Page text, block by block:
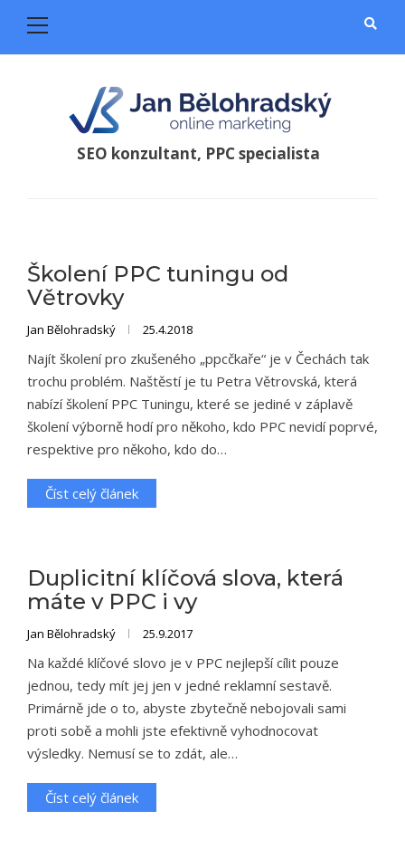
SEO konzultant, PPC specialista
Blog
Školení PPC tuningu od
Větrovky
Jan Bělohradský 25.4.2018
Najít školení pro zkušeného „ppcčkaře“ je v Čechách tak
trochu problém. Naštěstí je tu Petra Větrovská, která
nabízí školení PPC Tuningu, které se jediné v záplavě
školení výborně hodí pro někoho, kdo PPC nevidí poprvé,
respektive pro někoho, kdo do…
Číst celý článek
Duplicitní klíčová slova, která
máte v PPC i vy
Jan Bělohradský 25.9.2017
Na každé klíčové slovo je v PPC nejlepší cílit pouze
jednou, tedy mít jej jen v jedné reklamní sestavě.
Primárně jde o to, abyste zbytečně nebojovali sami
proti sobě a mohli jste efektivně vyhodnocovat
výsledky. Nemusí se to zdát, ale…
Číst celý článek